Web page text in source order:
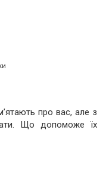
про вас, але з
Що допоможе їх